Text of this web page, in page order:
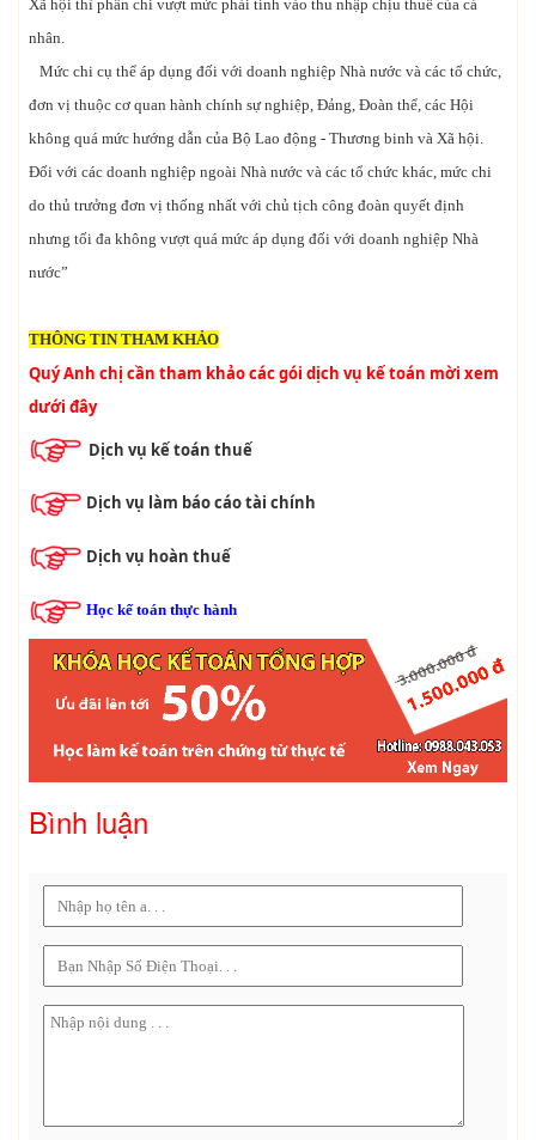
Xã hội thì phần chi vượt mức phải tính vào thu nhập chịu thuế của cá
nhân.
Mức chi cụ thể áp dụng đối với doanh nghiệp Nhà nước và các tổ chức,
đơn vị thuộc cơ quan hành chính sự nghiệp, Đảng, Đoàn thể, các Hội
không quá mức hướng dẫn của Bộ Lao động - Thương binh và Xã hội.
Đối với các doanh nghiệp ngoài Nhà nước và các tổ chức khác, mức chi
do thủ trưởng đơn vị thống nhất với chủ tịch công đoàn quyết định
nhưng tối đa không vượt quá mức áp dụng đối với doanh nghiệp Nhà
nước”
THÔNG TIN THAM KHẢO
Quý Anh chị cần tham khảo các gói dịch vụ kế toán mời xem
dưới đây
Dịch vụ kế toán thuế
Dịch vụ làm báo cáo tài chính
Dịch vụ hoàn thuế
Học kế toán thực hành
Bình luận